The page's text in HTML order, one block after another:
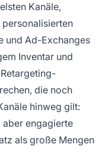
Kanäle,
und Ad-Exchanges
Inventar und
die noch
hinweg gilt:
aber engagierte
als große Mengen